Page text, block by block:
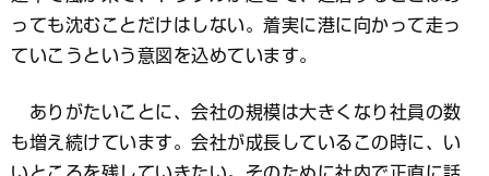
っても沈むことだけはしない。着実に港に向かって走っ
ていこうという意図を込めています。
ありがたいことに、会社の規模は大きくなり社員の数
も増え続けています。会社が成長しているこの時に、い
いところを残していきたい。そのために社内で正直に話